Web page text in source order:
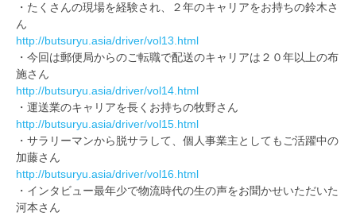
・たくさんの現場を経験され、２年のキャリアをお持ちの鈴木さ
ん
http://butsuryu.asia/driver/vol13.html
・今回は郵便局からのご転職で配送のキャリアは２０年以上の布
施さん
http://butsuryu.asia/driver/vol14.html
・運送業のキャリアを長くお持ちの牧野さん
http://butsuryu.asia/driver/vol15.html
・サラリーマンから脱サラして、個人事業主としてもご活躍中の
加藤さん
http://butsuryu.asia/driver/vol16.html
・インタビュー最年少で物流時代の生の声をお聞かせいただいた
河本さん